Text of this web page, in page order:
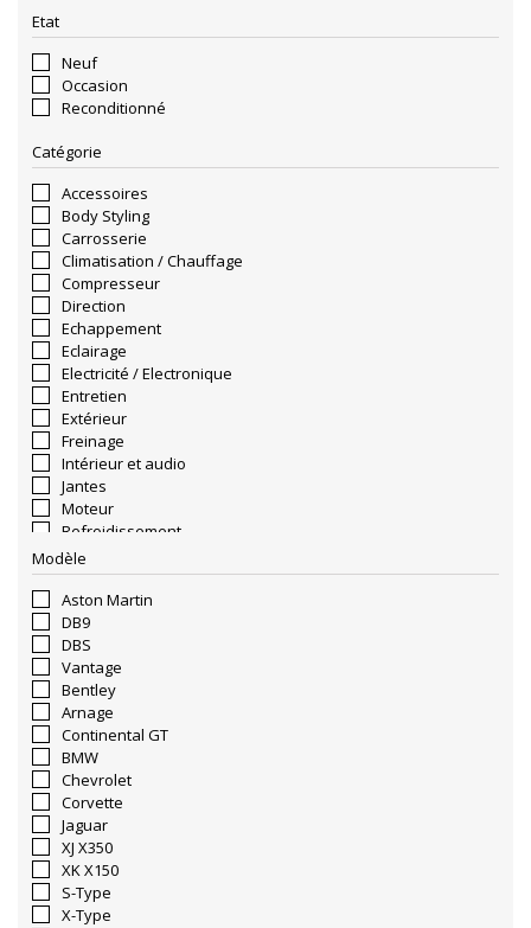
Etat
Neuf
Occasion
Reconditionné
Catégorie
Accessoires
Body Styling
Carrosserie
Climatisation / Chauffage
Compresseur
Direction
Echappement
Eclairage
Electricité / Electronique
Entretien
Extérieur
Freinage
Intérieur et audio
Jantes
Moteur
Refroidissement
Sellerie
Suspension
Transmission
Modèle
Aston Martin
DB9
DBS
Vantage
Bentley
Arnage
Continental GT
BMW
Chevrolet
Corvette
Jaguar
XJ X350
XK X150
S-Type
X-Type